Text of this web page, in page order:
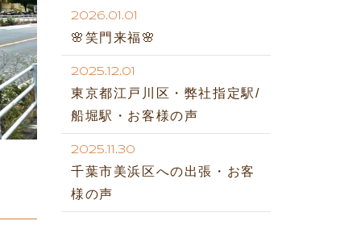
2026.01.01
🌸笑門来福🌸
2025.12.01
東京都江戸川区・弊社指定駅/
船堀駅・お客様の声
2025.11.30
千葉市美浜区への出張・お客
様の声